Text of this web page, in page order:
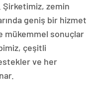
zemin
geniş bir hizmet
mükemmel sonuçlar
çeşitli
ve her